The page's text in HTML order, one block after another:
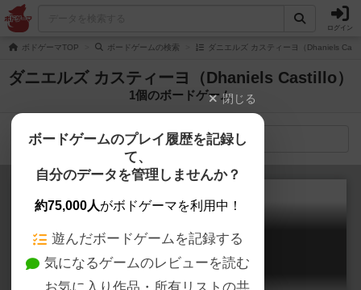
ログイン
ボドゲーマTOP ボードゲームの検索 ダニエルズ カスティーヨ（Dhaniels
ダニエルズ カスティーヨ（Dhaniels Castillo）
1個のボードゲーム
検索メニュー
シップ・シェイプ
ShipShape
閉じる
ボードゲームのプレイ履歴を記録し
て、
自分のデータを管理しませんか？
約75,000人がボドゲーマを利用中！
遊んだボードゲームを記録する
気になるゲームのレビューを読む